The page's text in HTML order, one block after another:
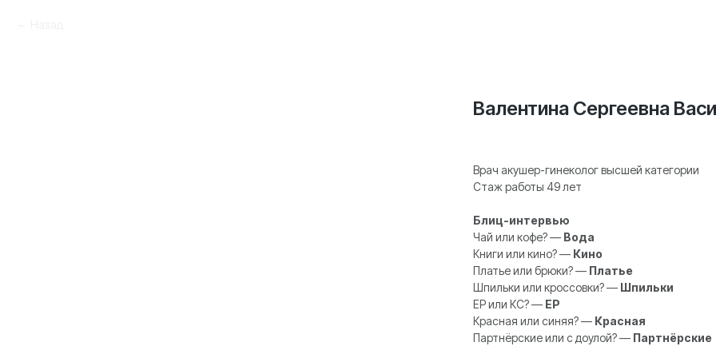
Валентина Сергеевна
Врач акушер-гинеколог высшей категории
Стаж работы 49 лет
Блиц-интервью
Чай или кофе? — Вода
Книги или кино? — Кино
Платье или брюки? — Платье
Шпильки или кроссовки? — Шпильки
ЕР или КС? — ЕР
Красная или синяя? — Красная
Партнёрские или с доулой? — Партнёрские